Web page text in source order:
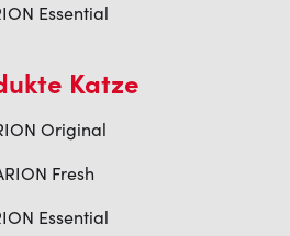
Essential
Katze
Original
Fresh
Essential